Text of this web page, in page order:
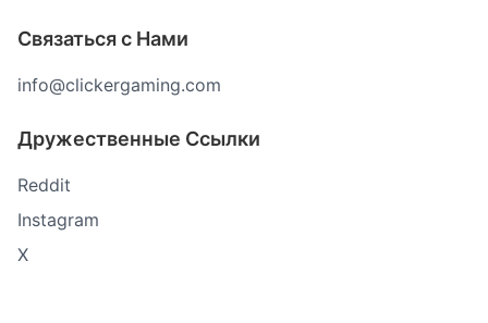
Связаться с Нами
info@clickergaming.com
Дружественные Ссылки
Reddit
Instagram
X